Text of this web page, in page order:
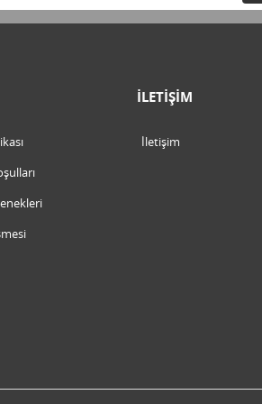
İLETİŞİM
İletişim